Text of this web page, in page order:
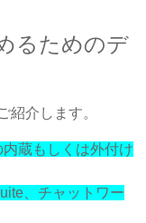
るためのデ
紹介します。
蔵もしくは外付け
、チャットワー